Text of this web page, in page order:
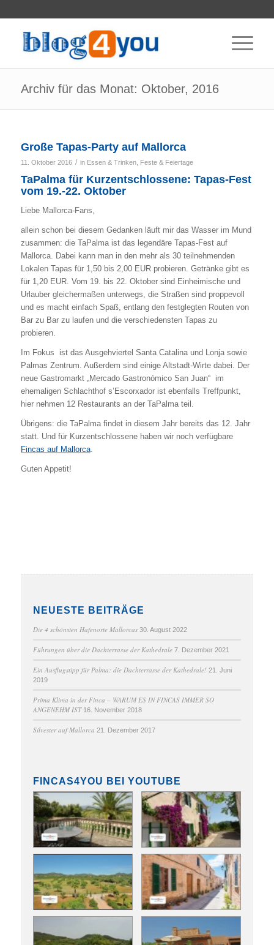
Archiv für das Monat: Oktober, 2016
Große Tapas-Party auf Mallorca
11. Oktober 2016 / in Essen & Trinken, Feste & Feiertage
TaPalma für Kurzentschlossene: Tapas-Fest
vom 19.-22. Oktober
Liebe Mallorca-Fans,
allein schon bei diesem Gedanken läuft mir das Wasser im Mund
zusammen: die TaPalma ist das legendäre Tapas-Fest auf
Mallorca. Dabei kann man in den mehr als 30 teilnehmenden
Lokalen Tapas für 1,50 bis 2,00 EUR probieren. Getränke gibt es
für 1,20 EUR. Vom 19. bis 22. Oktober sind Einheimische und
Urlauber gleichermaßen unterwegs, die Straßen sind proppevoll
und es macht einfach Spaß, entlang den festglegten Routen von
Bar zu Bar zu laufen und die verschiedensten Tapas zu
probieren.
Im Fokus ist das Ausgehviertel Santa Catalina und Lonja sowie
Palmas Zentrum. Außerdem sind einige Altstadt-Wirte dabei. Der
neue Gastromarkt „Mercado Gastronómico San Juan“ im
ehemaligen Schlachthof s’Escorxador ist ebenfalls Treffpunkt,
hier nehmen 12 Restaurants an der TaPalma teil.
Übrigens: die TaPalma findet in diesem Jahr bereits das 12. Jahr
statt. Und für Kurzentschlossene haben wir noch verfügbare
Fincas auf Mallorca.
Guten Appetit!
NEUESTE BEITRÄGE
Die 4 schönsten Hafenorte Mallorcas 30. August 2022
Führungen über die Dachterrasse der Kathedrale 7. Dezember 2021
Ein Ausflugstipp für Palma: die Dachterrasse der Kathedrale! 21. Juni
2019
Prima Klima in der Finca – WARUM ES IN FINCAS IMMER SO
ANGENEHM IST 16. November 2018
Silvester auf Mallorca 21. Dezember 2017
FINCAS4YOU BEI YOUTUBE